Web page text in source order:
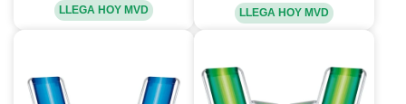
LLEGA HOY MVD LLEGA HOY MVD